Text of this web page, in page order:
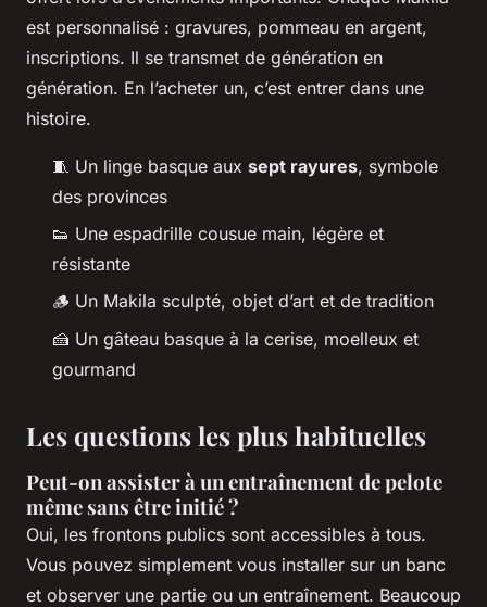
est personnalisé : gravures, pommeau en argent,
inscriptions. Il se transmet de génération en
génération. En l’acheter un, c’est entrer dans une
histoire.
🧵 Un linge basque aux sept rayures, symbole
des provinces
👟 Une espadrille cousue main, légère et
résistante
🪵 Un Makila sculpté, objet d’art et de tradition
🍰 Un gâteau basque à la cerise, moelleux et
gourmand
Les questions les plus habituelles
Peut-on assister à un entraînement de pelote
même sans être initié ?
Oui, les frontons publics sont accessibles à tous.
Vous pouvez simplement vous installer sur un banc
et observer une partie ou un entraînement. Beaucoup